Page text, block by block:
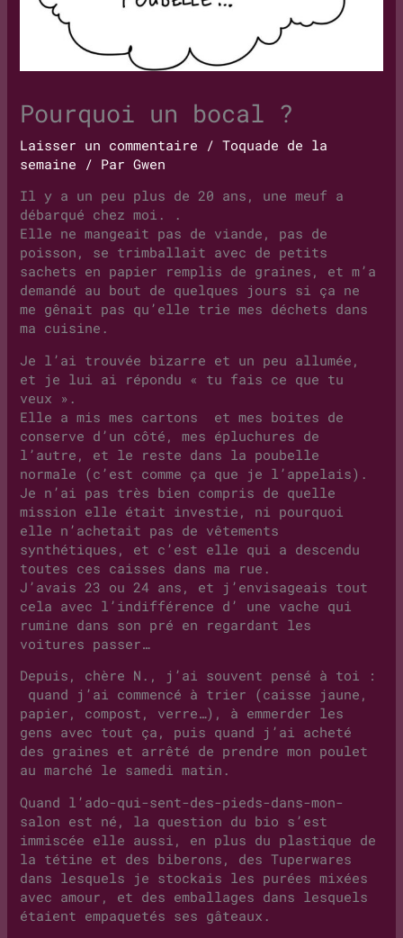
Pourquoi un bocal ?
Laisser un commentaire /Toquade de la
semaine / ParGwen
Il y a un peu plus de 20 ans, une meuf a
débarqué chez moi. .
Elle ne mangeait pas de viande, pas de
poisson, se trimballait avec de petits
sachets en papier remplis de graines, et m’a
demandé au bout de quelques jours si ça ne
me gênait pas qu’elle trie mes déchets dans
ma cuisine.
Je l’ai trouvée bizarre et un peu allumée,
et je lui ai répondu « tu fais ce que tu
veux ».
Elle a mis mes cartons et mes boites de
conserve d’un côté, mes épluchures de
l’autre, et le reste dans la poubelle
normale (c’est comme ça que je l’appelais).
Je n’ai pas très bien compris de quelle
mission elle était investie, ni pourquoi
elle n’achetait pas de vêtements
synthétiques, et c’est elle qui a descendu
toutes ces caisses dans ma rue.
J’avais 23 ou 24 ans, et j’envisageais tout
cela avec l’indifférence d’ une vache qui
rumine dans son pré en regardant les
voitures passer…
Depuis, chère N., j’ai souvent pensé à toi :
quand j’ai commencé à trier (caisse jaune,
papier, compost, verre…), à emmerder les
gens avec tout ça, puis quand j’ai acheté
des graines et arrêté de prendre mon poulet
au marché le samedi matin.
Quand l’ado-qui-sent-des-pieds-dans-mon-
salon est né, la question du bio s’est
immiscée elle aussi, en plus du plastique de
la tétine et des biberons, des Tuperwares
dans lesquels je stockais les purées mixées
avec amour, et des emballages dans lesquels
étaient empaquetés ses gâteaux.